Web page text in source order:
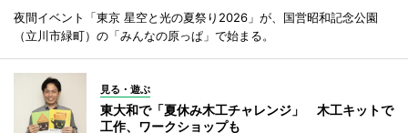
夜間イベント「東京 星空と光の夏祭り2026」が、国営昭和記念公園
（立川市緑町）の「みんなの原っぱ」で始まる。
見る・遊ぶ
東大和で「夏休み木工チャレンジ」 木工キットで
工作、ワークショップも